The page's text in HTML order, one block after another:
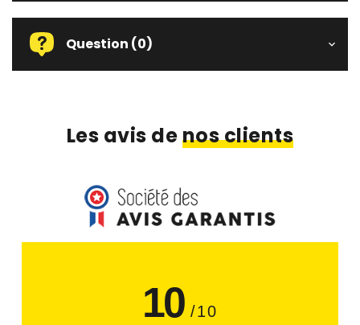
Question (0)
Les avis denos clients
10/10